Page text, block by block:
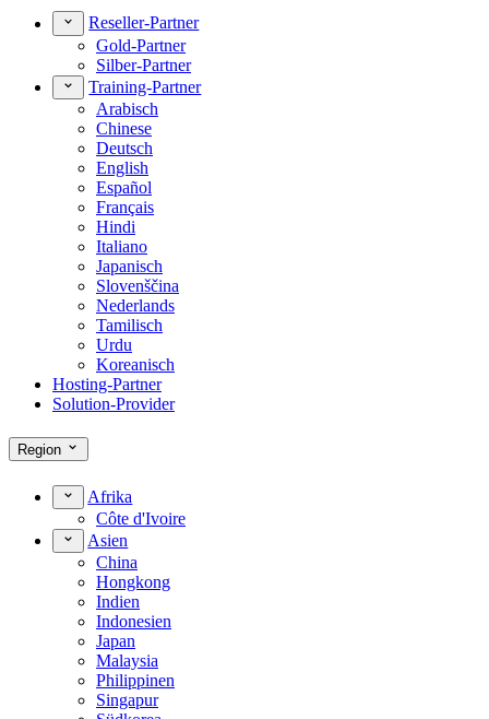
Reseller-Partner
Gold-Partner
Silber-Partner
Training-Partner
Arabisch
Chinese
Deutsch
English
Español
Français
Hindi
Italiano
Japanisch
Slovenščina
Nederlands
Tamilisch
Urdu
Koreanisch
Hosting-Partner
Solution-Provider
Region
Afrika
Côte d'Ivoire
Asien
China
Hongkong
Indien
Indonesien
Japan
Malaysia
Philippinen
Singapur